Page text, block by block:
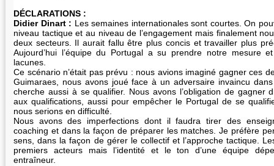
DÉCLARATIONS :
Didier Dinart : Les semaines internationales sont courtes. On
niveau tactique et au niveau de l’engagement mais finalement
deux secteurs. Il aurait fallu être plus concis et travailler plus
Aujourd’hui l’équipe du Portugal a su prendre notre mesure
lacunes.
Ce scénario n’était pas prévu : nous avions imaginé gagner ces
Guimaraes, nous avons joué face à un adversaire invaincu
cherche aussi à se qualifier. Nous avons l’obligation de gagner
aux qualifications, aussi pour empêcher le Portugal de se
nous serions en difficulté.
Nous avons des imperfections dont il faudra tirer des
coaching et dans la façon de préparer les matches. Je préfère
sens, dans la façon de gérer le collectif et l’approche tactique.
premiers acteurs mais l’identité et le ton d’une équipe
entraîneur.